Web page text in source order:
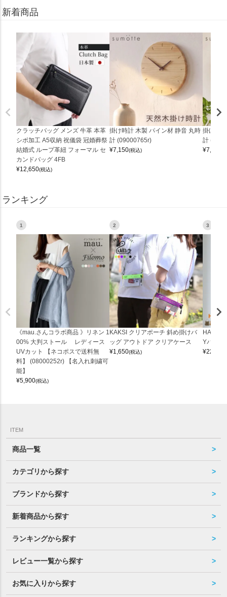
新着商品
クラッチバッグ メンズ 牛革 本革
シボ加工 A5収納 祝儀袋 冠婚葬祭
結婚式 ループ革紐 フォーマル セ
カンドバッグ 4FB
¥12,650(税込)
掛け時計 木製 パイン材 静音 丸時
計 (09000765r)
¥7,150(税込)
掛け時
計
¥7,150
ランキング
1
《mau.さんコラボ商品 》リネン 1
00% 大判ストール レディース
UVカット 【ネコポスで送料無
料】 (08000252r) 【名入れ刺繍可
能】
¥5,900(税込)
2
KAKSI クリアポーチ 斜め掛けバ
ッグ アウトドア クリアケース
¥1,650(税込)
3
Yバッグ
¥22,000
ITEM
商品一覧
カテゴリから探す
ブランドから探す
新着商品から探す
ランキングから探す
レビュー一覧から探す
お気に入りから探す